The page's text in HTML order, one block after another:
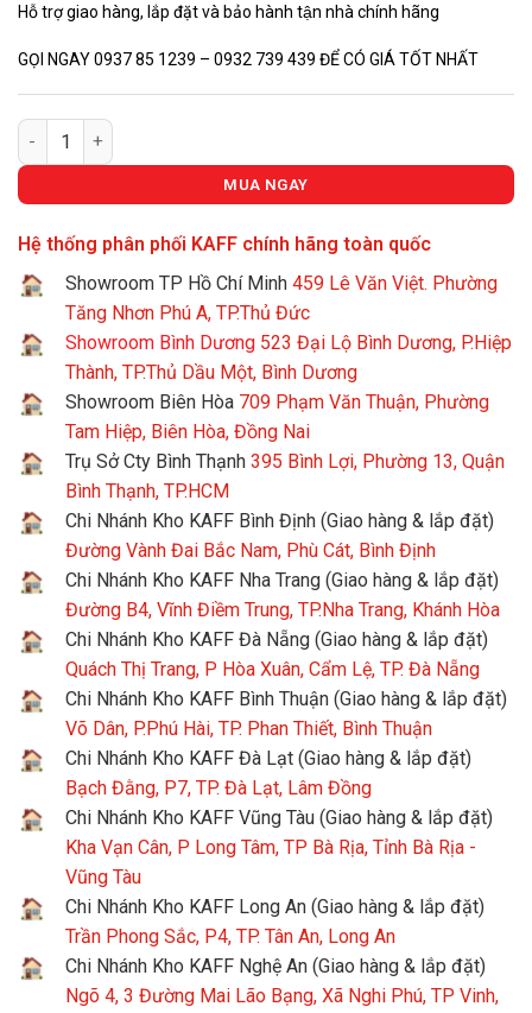
Hỗ trợ giao hàng, lắp đặt và bảo hành tận nhà chính hãng
GỌI NGAY 0937 85 1239 – 0932 739 439 ĐỂ CÓ GIÁ TỐT NHẤT
Tủ Lạnh Side By Side KAFF KF-SBS600GLASS số lượng
MUA NGAY
Hệ thống phân phối KAFF chính hãng toàn quốc
Showroom TP Hồ Chí Minh 459 Lê Văn Việt. Phường
Tăng Nhơn Phú A, TP.Thủ Đức
Showroom Bình Dương 523 Đại Lộ Bình Dương, P.Hiệp
Thành, TP.Thủ Dầu Một, Bình Dương
Showroom Biên Hòa 709 Phạm Văn Thuận, Phường
Tam Hiệp, Biên Hòa, Đồng Nai
Trụ Sở Cty Bình Thạnh 395 Bình Lợi, Phường 13, Quận
Bình Thạnh, TP.HCM
Chi Nhánh Kho KAFF Bình Định (Giao hàng & lắp đặt)
Đường Vành Đai Bắc Nam, Phù Cát, Bình Định
Chi Nhánh Kho KAFF Nha Trang (Giao hàng & lắp đặt)
Đường B4, Vĩnh Điềm Trung, TP.Nha Trang, Khánh Hòa
Chi Nhánh Kho KAFF Đà Nẵng (Giao hàng & lắp đặt)
Quách Thị Trang, P Hòa Xuân, Cẩm Lệ, TP. Đà Nẵng
Chi Nhánh Kho KAFF Bình Thuận (Giao hàng & lắp đặt)
Võ Dân, P.Phú Hài, TP. Phan Thiết, Bình Thuận
Chi Nhánh Kho KAFF Đà Lạt (Giao hàng & lắp đặt)
Bạch Đằng, P7, TP. Đà Lạt, Lâm Đồng
Chi Nhánh Kho KAFF Vũng Tàu (Giao hàng & lắp đặt)
Kha Vạn Cân, P Long Tâm, TP Bà Rịa, Tỉnh Bà Rịa -
Vũng Tàu
Chi Nhánh Kho KAFF Long An (Giao hàng & lắp đặt)
Trần Phong Sắc, P4, TP. Tân An, Long An
Chi Nhánh Kho KAFF Nghệ An (Giao hàng & lắp đặt)
Ngõ 4, 3 Đường Mai Lão Bạng, Xã Nghi Phú, TP Vinh,